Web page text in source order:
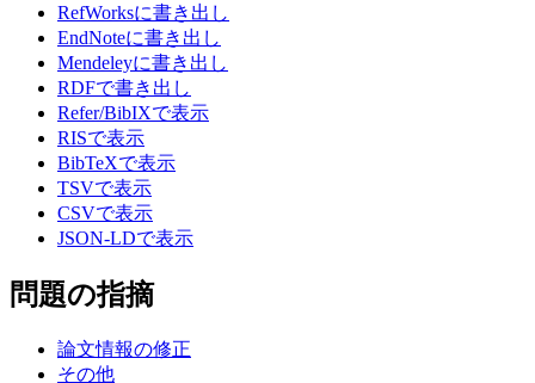
RefWorksに書き出し
EndNoteに書き出し
Mendeleyに書き出し
RDFで書き出し
Refer/BibIXで表示
RISで表示
BibTeXで表示
TSVで表示
CSVで表示
JSON-LDで表示
問題の指摘
論文情報の修正
その他